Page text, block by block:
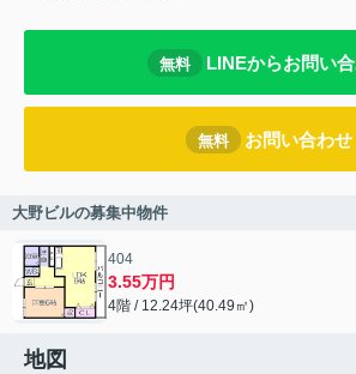
無料 LINEからお問い
無料 お問い合わせ
大野ビルの募集中物件
404
3.55万円
4階 / 12.24坪(40.49㎡)
地図